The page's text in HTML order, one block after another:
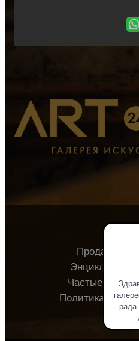
рада
Продавцу
Энциклопедия
Частые
Политика